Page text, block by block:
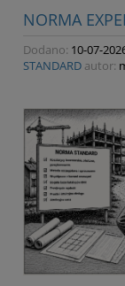
NORMA
Dodano: 10-07-
STANDARD autor: